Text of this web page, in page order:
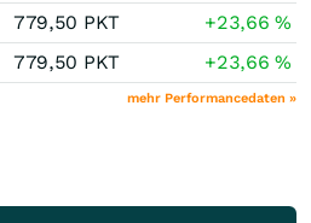
779,50 PKT +23,66%
779,50 PKT +23,66%
mehr Performancedaten »